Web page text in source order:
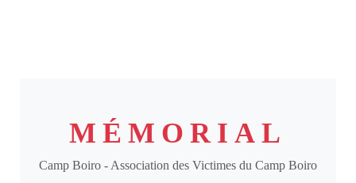
MÉMORIAL
Camp Boiro - Association des Victimes du Camp Boiro